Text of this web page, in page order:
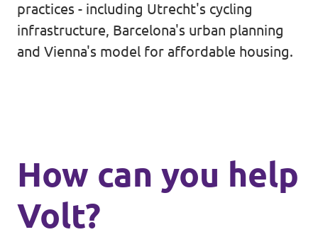
practices - including Utrecht's cycling
infrastructure, Barcelona's urban planning
and Vienna's model for affordable housing.
How can you help
Volt?